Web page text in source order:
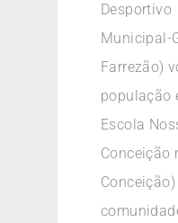
Desportivo
Municipal-
Farrezão)
população
Escola
Conceição